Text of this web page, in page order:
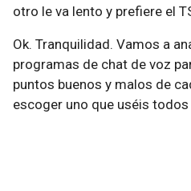
otro le va lento y prefiere el
Ok. Tranquilidad. Vamos a
programas de chat de voz
puntos buenos y malos de
escoger uno que uséis